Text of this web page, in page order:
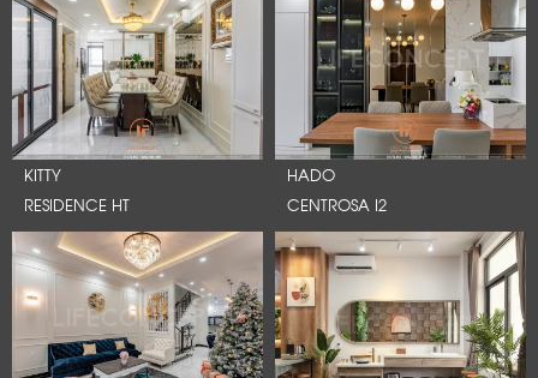
KITTY
RESIDENCE HT
HADO
CENTROSA I2